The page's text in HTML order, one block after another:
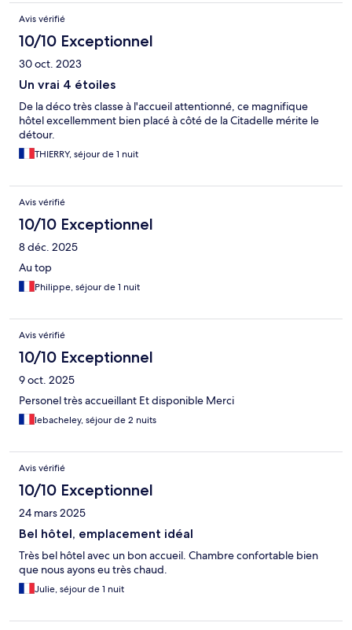
Avis vérifié
10/10 Exceptionnel
30 oct. 2023
Un vrai 4 étoiles
De la déco très classe à l'accueil attentionné, ce magnifique
hôtel excellemment bien placé à côté de la Citadelle mérite le
détour.
THIERRY, séjour de 1 nuit
Avis vérifié
10/10 Exceptionnel
8 déc. 2025
Au top
Philippe, séjour de 1 nuit
Avis vérifié
10/10 Exceptionnel
9 oct. 2025
Personel très accueillant Et disponible Merci
lebacheley, séjour de 2 nuits
Avis vérifié
10/10 Exceptionnel
24 mars 2025
Bel hôtel, emplacement idéal
Très bel hôtel avec un bon accueil. Chambre confortable bien
que nous ayons eu très chaud.
Julie, séjour de 1 nuit